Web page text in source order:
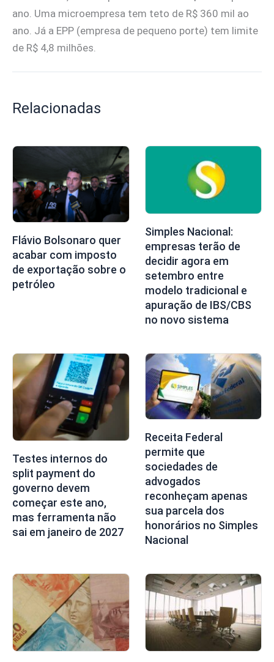
ano. Uma microempresa tem teto de R$ 360 mil ao
ano. Já a EPP (empresa de pequeno porte) tem limite
de R$ 4,8 milhões.
Relacionadas
Flávio Bolsonaro quer
acabar com imposto
de exportação sobre o
petróleo
Simples Nacional:
empresas terão de
decidir agora em
setembro entre
modelo tradicional e
apuração de IBS/CBS
no novo sistema
Testes internos do
split payment do
governo devem
começar este ano,
mas ferramenta não
sai em janeiro de 2027
Receita Federal
permite que
sociedades de
advogados
reconheçam apenas
sua parcela dos
honorários no Simples
Nacional